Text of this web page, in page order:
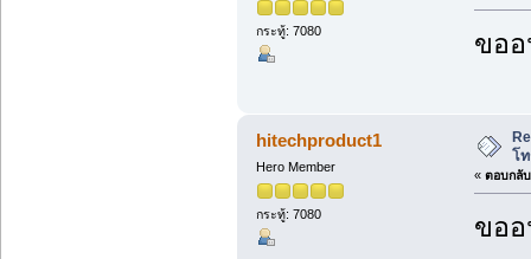
กระทู้: 7080 ขอ
hitechproduct1
Hero Member
กระทู้: 7080
โท
« ตอบกลั
ขอ